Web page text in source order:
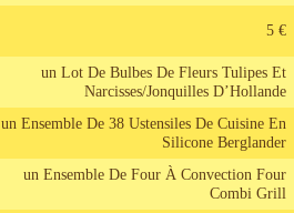
5 €
un Lot De Bulbes De Fleurs Tulipes Et
Narcisses/Jonquilles D’Hollande
un Ensemble De 38 Ustensiles De Cuisine En
Silicone Berglander
un Ensemble De Four À Convection Four
Combi Grill